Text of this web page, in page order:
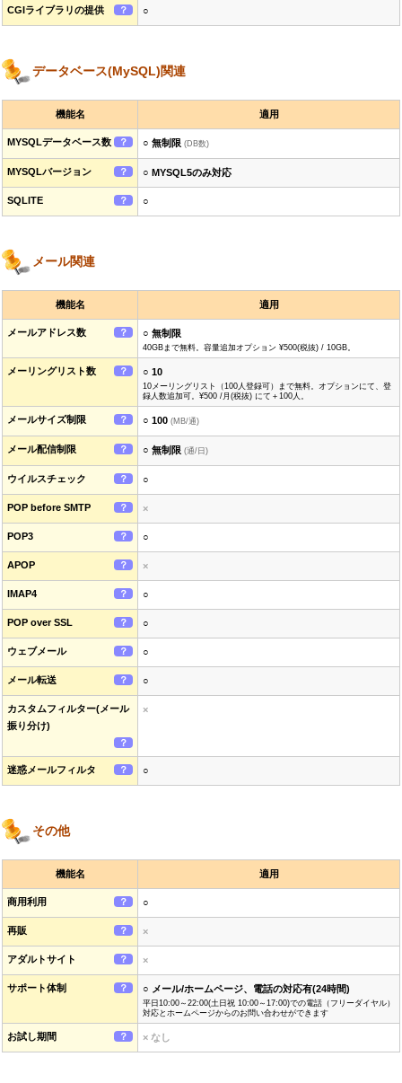
CGIライブラリの提供 ？ ○
データベース(MySQL)関連
機能名 適用
MYSQLデータベース数 ？ ○ 無制限 (DB数)
MYSQLバージョン ？ ○ MYSQL5のみ対応
SQLITE ？ ○
メール関連
機能名 適用
メールアドレス数 ？ ○ 無制限
40GBまで無料。容量追加オプション ¥500(税抜) / 10GB。
メーリングリスト数 ？ ○ 10
10メーリングリスト（100人登録可）まで無料。オプションにて、登
録人数追加可。¥500 /月(税抜) にて＋100人。
メールサイズ制限 ？ ○ 100 (MB/通)
メール配信制限 ？ ○ 無制限 (通/日)
ウイルスチェック ？ ○
POP before SMTP ？ ×
POP3 ？ ○
APOP ？ ×
IMAP4 ？ ○
POP over SSL ？ ○
ウェブメール ？ ○
メール転送 ？ ○
カスタムフィルター(メール
振り分け)
？
×
迷惑メールフィルタ ？ ○
その他
機能名 適用
商用利用 ？ ○
再販 ？ ×
アダルトサイト ？ ×
サポート体制 ？ ○ メール/ホームページ、電話の対応有(24時間)
平日10:00～22:00(土日祝 10:00～17:00)での電話（フリーダイヤル）
対応とホームページからのお問い合わせができます
お試し期間 ？ × なし